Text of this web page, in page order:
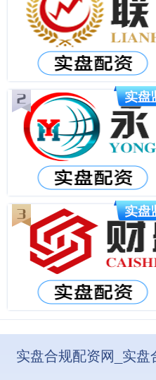
实盘合规配资网_实